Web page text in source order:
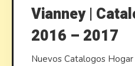
Vianney |
2016 – 2017
Nuevos Catalogos